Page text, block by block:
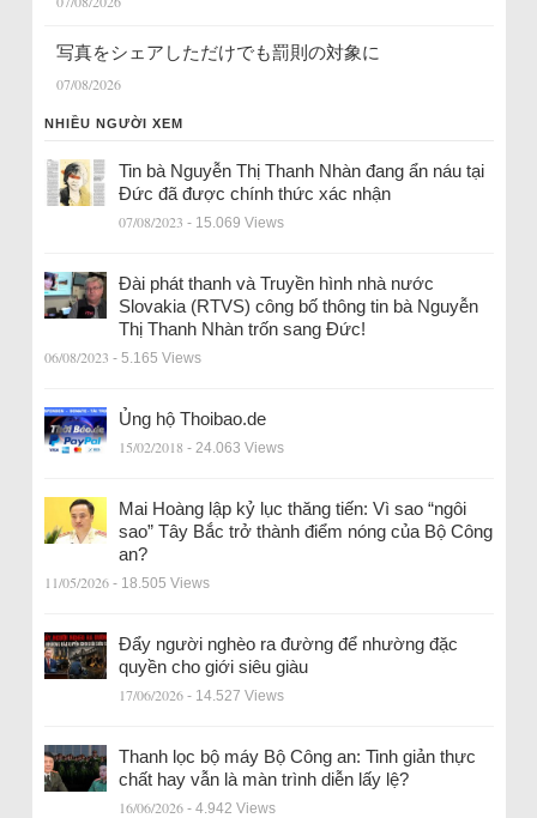
写真をシェアしただけでも罰則の対象に
07/08/2026
NHIỀU NGƯỜI XEM
Tin bà Nguyễn Thị Thanh Nhàn đang ẩn náu tại
Đức đã được chính thức xác nhận
07/08/2023 - 15.069 Views
Đài phát thanh và Truyền hình nhà nước
Slovakia (RTVS) công bố thông tin bà Nguyễn
Thị Thanh Nhàn trốn sang Đức!
06/08/2023 - 5.165 Views
Ủng hộ Thoibao.de
15/02/2018 - 24.063 Views
Mai Hoàng lập kỷ lục thăng tiến: Vì sao “ngôi
sao” Tây Bắc trở thành điểm nóng của Bộ Công
an?
11/05/2026 - 18.505 Views
Đẩy người nghèo ra đường để nhường đặc
quyền cho giới siêu giàu
17/06/2026 - 14.527 Views
Thanh lọc bộ máy Bộ Công an: Tinh giản thực
chất hay vẫn là màn trình diễn lấy lệ?
16/06/2026 - 4.942 Views